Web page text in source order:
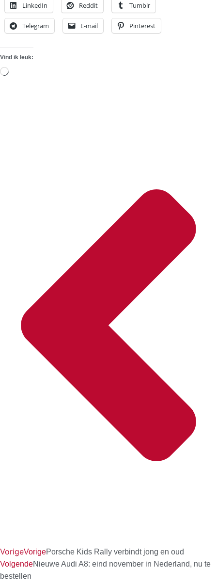
LinkedIn Reddit Tumblr
Telegram E-mail Pinterest
Vind ik leuk:
Aan
VorigeVorigePorsche Kids Rally verbindt jong en oud
VolgendeNieuwe Audi A8: eind november in Nederland, nu te
bestellen